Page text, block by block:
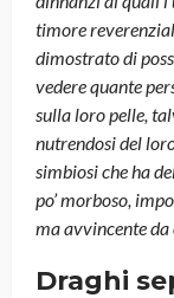
timore
dimostrato di
vedere quante
sulla loro pelle,
nutrendosi del
simbiosi che ha
po’ morboso,
ma avvincente da
Draghi